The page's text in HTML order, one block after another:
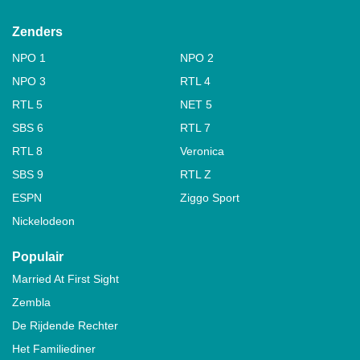
Zenders
NPO 1
NPO 2
NPO 3
RTL 4
RTL 5
NET 5
SBS 6
RTL 7
RTL 8
Veronica
SBS 9
RTL Z
ESPN
Ziggo Sport
Nickelodeon
Populair
Married At First Sight
Zembla
De Rijdende Rechter
Het Familiediner